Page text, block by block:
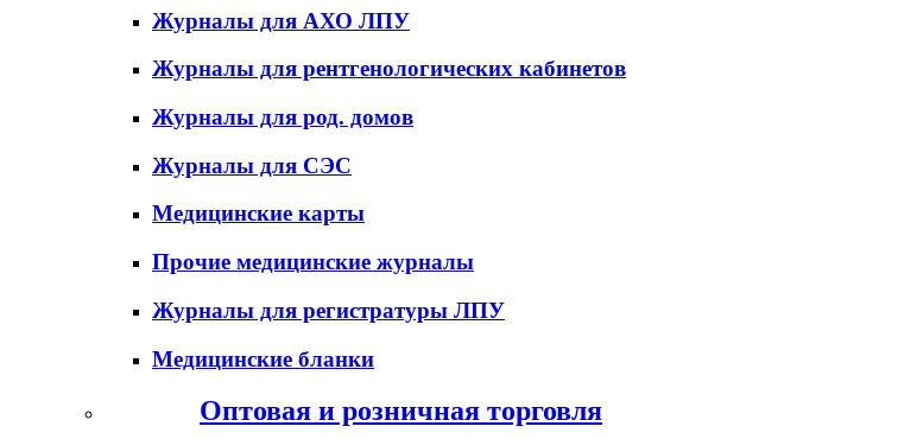
Журналы для АХО ЛПУ
Журналы для рентгенологических кабинетов
Журналы для род. домов
Журналы для СЭС
Медицинские карты
Прочие медицинские журналы
Журналы для регистратуры ЛПУ
Медицинские бланки
Оптовая и розничная торговля